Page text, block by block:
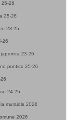
25-26
25-26
23-25
26
japonica 23-26
pontico 25-26
24-25
muraiola 2026
2026